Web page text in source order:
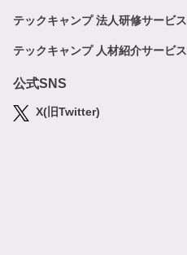
テックキャンプ 法人研修サービス
テックキャンプ 人材紹介サービス
公式SNS
X(旧Twitter)